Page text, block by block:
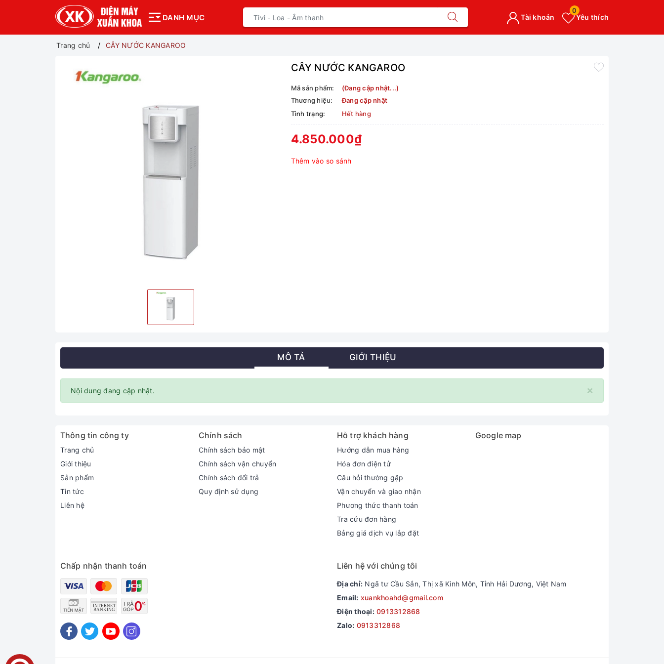
DANH MỤC Yêu thích
0
Tài khoản
Trang chủ CÂY NƯỚC KANGAROO
CÂY NƯỚC KANGAROO
Mã sản phẩm:
(Đang cập nhật...)
Thương hiệu:
Đang cập nhật
Tình trạng:
Hết hàng
4.850.000₫
Thêm vào so sánh
MÔ TẢ GIỚI THIỆU
×
Nội dung đang cập nhật.
Thông tin công ty
Trang chủ
Giới thiệu
Sản phẩm
Tin tức
Liên hệ
Chính sách
Chính sách bảo mật
Chính sách vận chuyển
Chính sách đổi trả
Quy định sử dụng
Hỗ trợ khách hàng
Hướng dẫn mua hàng
Hóa đơn điện tử
Câu hỏi thường gặp
Vận chuyển và giao nhận
Phương thức thanh toán
Tra cứu đơn hàng
Bảng giá dịch vụ lắp đặt
Google map
Chấp nhận thanh toán Liên hệ với chúng tôi
Địa chỉ: Ngã tư Cầu Sắn, Thị xã Kinh Môn, Tỉnh Hải Dương, Việt Nam
Email: xuankhoahd@gmail.com
Điện thoại: 0913312868
Zalo: 0913312868